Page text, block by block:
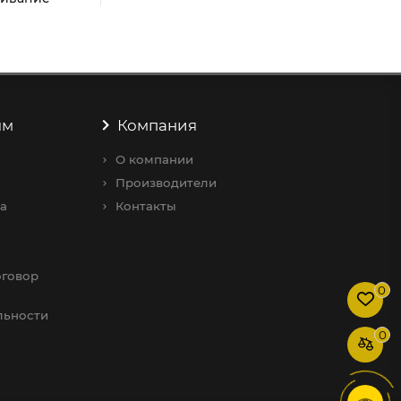
Компания
О компании
0
0